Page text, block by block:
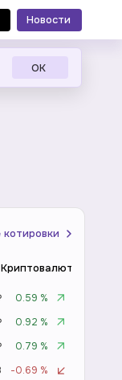
Новости
в MAX
ОК
котировки
Криптовалюта
0.59 %
0.92 %
0.79 %
-0.69 %